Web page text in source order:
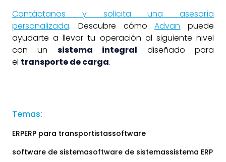
Contáctanos y solicita una asesoría
personalizada. Descubre cómoAdvan puede
ayudarte a llevar tu operación al siguiente nivel
con un sistema integral diseñado para
el transporte de carga.
Temas:
ERPERP para transportistassoftware
software de sistemasoftware de sistemassistema ERP